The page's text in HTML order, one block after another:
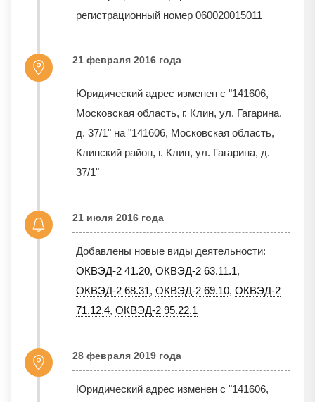
регистрационный номер 060020015011
21 февраля 2016 года
Юридический адрес изменен с "141606,
Московская область, г. Клин, ул. Гагарина,
д. 37/1" на "141606, Московская область,
Клинский район, г. Клин, ул. Гагарина, д.
37/1"
21 июля 2016 года
Добавлены новые виды деятельности:
ОКВЭД-2 41.20, ОКВЭД-2 63.11.1,
ОКВЭД-2 68.31, ОКВЭД-2 69.10, ОКВЭД-2
71.12.4, ОКВЭД-2 95.22.1
28 февраля 2019 года
Юридический адрес изменен с "141606,